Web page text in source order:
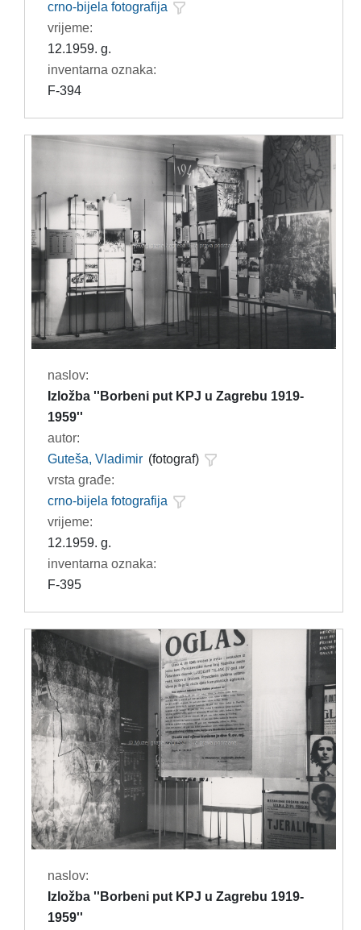
crno-bijela fotografija
vrijeme:
12.1959. g.
inventarna oznaka:
F-394
naslov:
Izložba ''Borbeni put KPJ u Zagrebu 1919-
1959''
autor:
Guteša, Vladimir (fotograf)
vrsta građe:
crno-bijela fotografija
vrijeme:
12.1959. g.
inventarna oznaka:
F-395
naslov:
Izložba ''Borbeni put KPJ u Zagrebu 1919-
1959''